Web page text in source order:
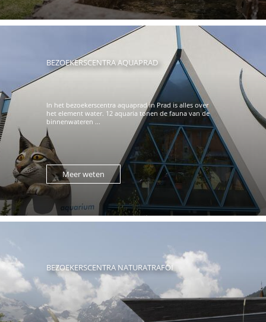
BEZOEKERSCENTRA AQUAPRAD
In het bezoekerscentra aquaprad in Prad is alles over
het element water. 12 aquaria tonen de fauna van de
binnenwateren ...
Meer weten
BEZOEKERSCENTRA NATURATRAFOI